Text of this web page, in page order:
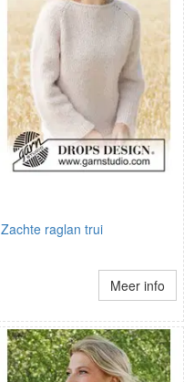
Zachte raglan trui
Meer info